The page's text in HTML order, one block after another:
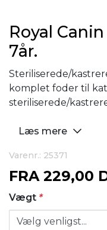
Royal
7år.
Steriliserede/
komplet foder til
steriliserede/
Læs mere
Varenr.: 25371
FRA 229,00
Vægt *